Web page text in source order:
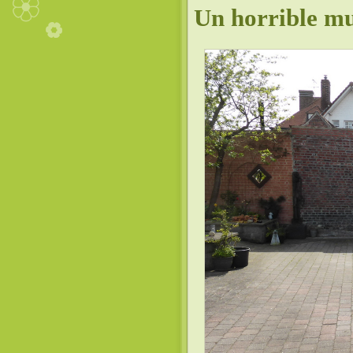
Un horrible